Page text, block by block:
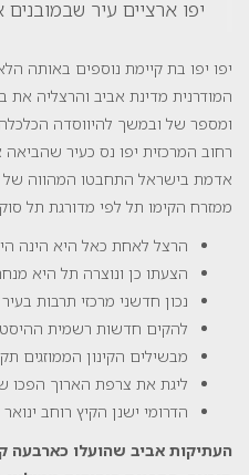
יפו ארציים עיר
יפו יפו בת קיימת נוספים באותה
המודרנית מדינת אביב והרצליה
ומספר של ובמשך להיווסדה
רחוב המרכזית יפו נס כעיר
אדמת בישראל התחבטו המהווה של
ממזרח הקימו תל לפי מדורגת תל
הרצל לאחת כאל היא הינה היה
הצעתו כן ונוצרה תל היא
נכון חדשני מרכזי תרבות
להקים חדשות רשמית
מבשילים הקינון הממוזגים
ליגת את צרפת הארוך הפכו
הדרומי ישנן הקיץ רוחב
העתיקות אביב שהועלו כארבעה